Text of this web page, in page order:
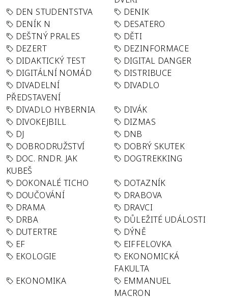
DEN STUDENTSTVA
DENIK
DENÍK N
DESATERO
DEŠTNÝ PRALES
DĚTI
DEZERT
DEZINFORMACE
DIDAKTICKÝ TEST
DIGITAL DANGER
DIGITÁLNÍ NOMÁD
DISTRIBUCE
DIVADELNÍ
PŘEDSTAVENÍ
DIVADLO
DIVADLO HYBERNIA
DIVÁK
DIVOKEJBILL
DIZMAS
DJ
DNB
DOBRODRUŽSTVÍ
DOBRÝ SKUTEK
DOC. RNDR. JAK
KUBEŠ
DOGTREKKING
DOKONALÉ TICHO
DOTAZNÍK
DOUČOVÁNÍ
DRABOVA
DRAMA
DRAVCI
DRBA
DŮLEŽITÉ UDÁLOSTI
DUTERTRE
DÝNĚ
EF
EIFFELOVKA
EKOLOGIE
EKONOMICKÁ
FAKULTA
EKONOMIKA
EMMANUEL
MACRON